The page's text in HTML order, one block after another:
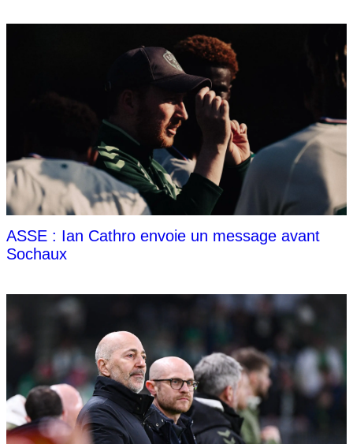
ASSE : Ian Cathro envoie un message avant
Sochaux